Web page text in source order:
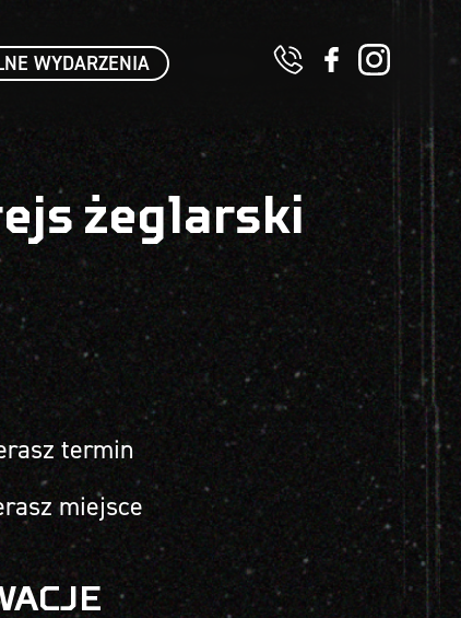
WYDARZENIA
żeglarski
termin
miejsce